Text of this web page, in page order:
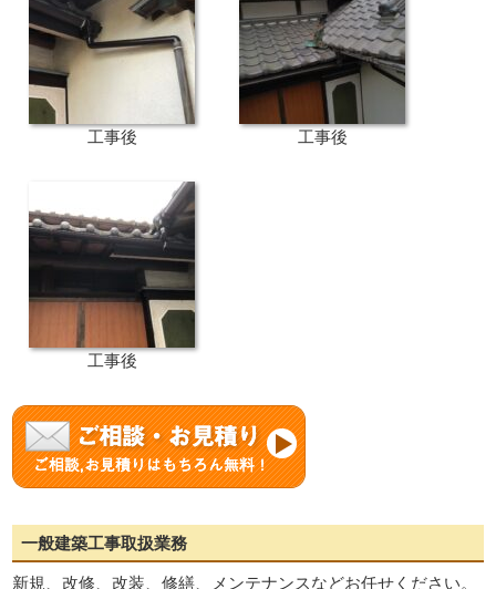
工事後 工事後
工事後
一般建築工事取扱業務
新規、改修、改装、修繕、メンテナンスなどお任せください。